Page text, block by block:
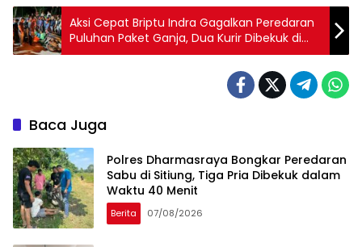
Aksi Cepat Briptu Indra Gagalkan Peredaran
Puluhan Paket Ganja, Dua Kurir Dibekuk di
Lubuk Sikaping
Baca Juga
Polres Dharmasraya Bongkar Peredaran
Sabu di Sitiung, Tiga Pria Dibekuk dalam
Waktu 40 Menit
Berita 07/08/2026